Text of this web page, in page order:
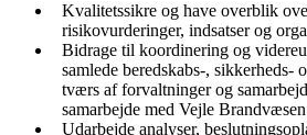
Kvalitetssikre og have overblik
risikovurderinger, indsatser og
Bidrage til koordinering og
samlede beredskabs-, sikkerheds-
tværs af forvaltninger og
samarbejde med Vejle Brandvæsen
Udarbejde analyser,